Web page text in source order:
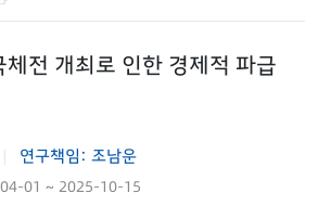
전 개최로 인한 경제적 파급
연구책임: 조남운
01 ~ 2025-10-15